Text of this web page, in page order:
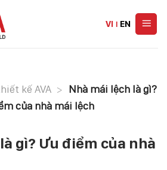
VI | EN
kế AVA > Nhà mái lệch là gì?
của nhà mái lệch
gì? Ưu điểm của nhà